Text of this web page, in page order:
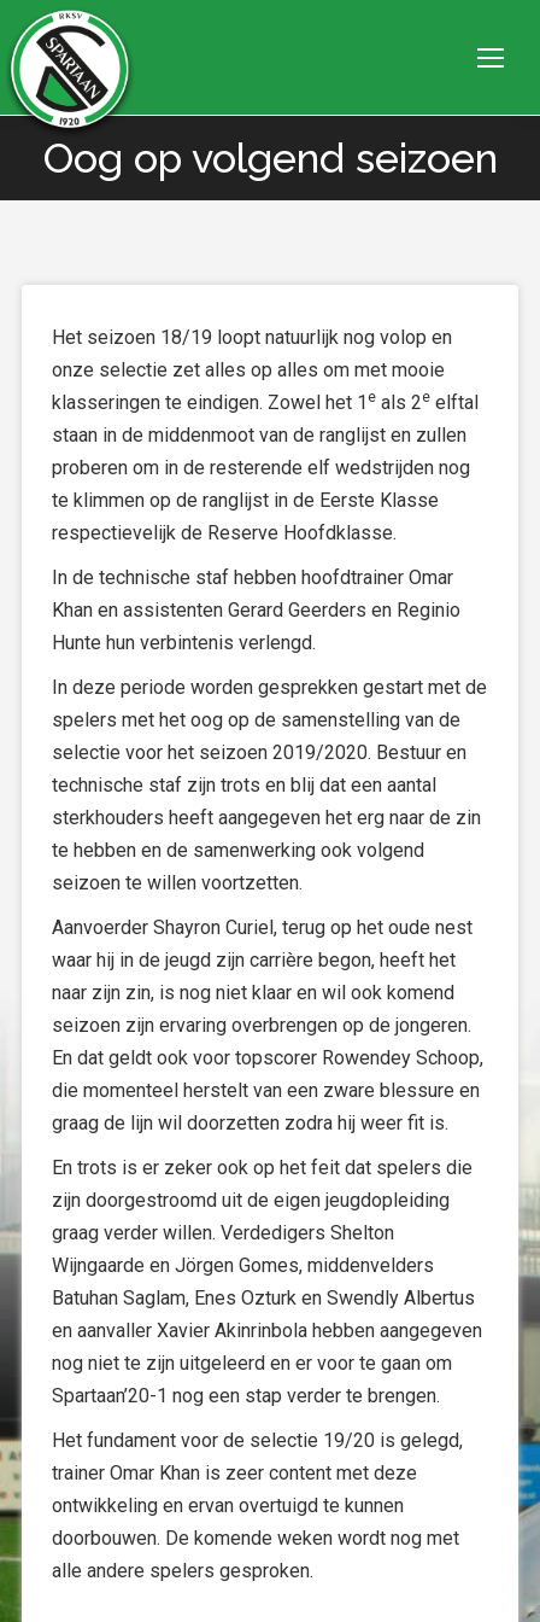
Oog op volgend seizoen
Je bent hier:
Het seizoen 18/19 loopt natuurlijk nog volop en
onze selectie zet alles op alles om met mooie
klasseringen te eindigen. Zowel het 1 e als 2e elftal
staan in de middenmoot van de ranglijst en zullen
proberen om in de resterende elf wedstrijden nog
te klimmen op de ranglijst in de Eerste Klasse
respectievelijk de Reserve Hoofdklasse.
In de technische staf hebben hoofdtrainer Omar
Khan en assistenten Gerard Geerders en Reginio
Hunte hun verbintenis verlengd.
In deze periode worden gesprekken gestart met de
spelers met het oog op de samenstelling van de
selectie voor het seizoen 2019/2020. Bestuur en
technische staf zijn trots en blij dat een aantal
sterkhouders heeft aangegeven het erg naar de zin
te hebben en de samenwerking ook volgend
seizoen te willen voortzetten.
Aanvoerder Shayron Curiel, terug op het oude nest
waar hij in de jeugd zijn carrière begon, heeft het
naar zijn zin, is nog niet klaar en wil ook komend
seizoen zijn ervaring overbrengen op de jongeren.
En dat geldt ook voor topscorer Rowendey Schoop,
die momenteel herstelt van een zware blessure en
graag de lijn wil doorzetten zodra hij weer fit is.
En trots is er zeker ook op het feit dat spelers die
zijn doorgestroomd uit de eigen jeugdopleiding
graag verder willen. Verdedigers Shelton
Wijngaarde en Jörgen Gomes, middenvelders
Batuhan Saglam, Enes Ozturk en Swendly Albertus
en aanvaller Xavier Akinrinbola hebben aangegeven
nog niet te zijn uitgeleerd en er voor te gaan om
Spartaan’20-1 nog een stap verder te brengen.
Het fundament voor de selectie 19/20 is gelegd,
trainer Omar Khan is zeer content met deze
ontwikkeling en ervan overtuigd te kunnen
doorbouwen. De komende weken wordt nog met
alle andere spelers gesproken.